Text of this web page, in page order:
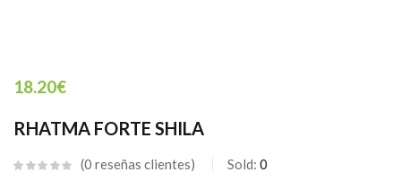
18.20€
RHATMA FORTE SHILA
0 reseñas clientes Sold: 0